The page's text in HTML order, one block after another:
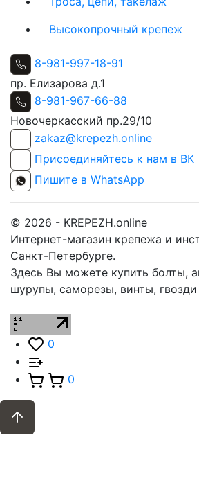
Высокопрочный крепеж
8-981-997-18-91
пр. Елизарова д.1
8-981-967-66-88
Новочеркасский пр.29/10
zakaz@krepezh.online
Присоединяйтесь к нам в ВК
Пишите в WhatsApp
© 2026 - KREPEZH.online
Интернет-магазин крепежа и
Санкт-Петербурге.
Здесь Вы можете купить болты,
шурупы, саморезы, винты,
0
0